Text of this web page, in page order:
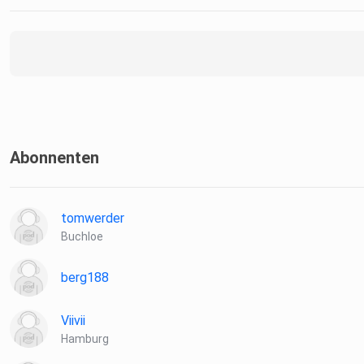
Abonnenten
tomwerder
Buchloe
berg188
Viivii
Hamburg